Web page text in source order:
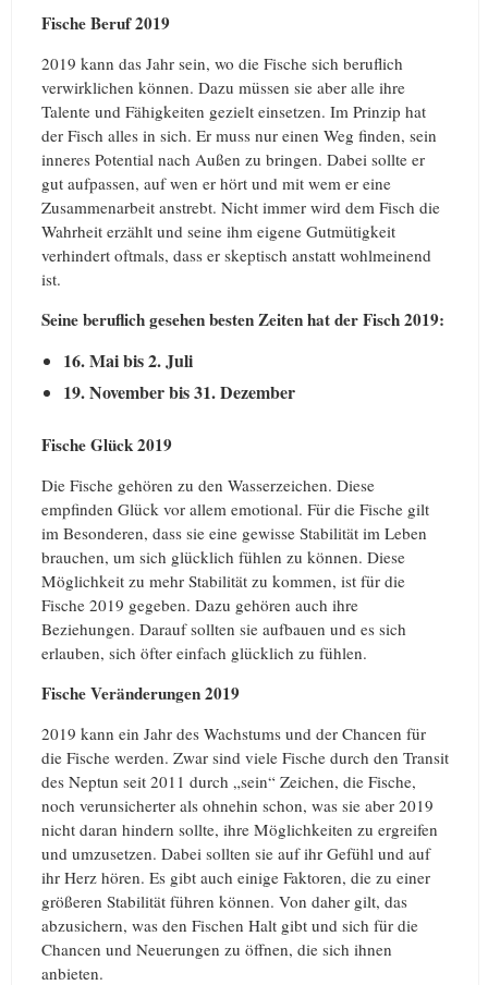
Fische Beruf 2019
2019 kann das Jahr sein, wo die Fische sich beruflich
verwirklichen können. Dazu müssen sie aber alle ihre
Talente und Fähigkeiten gezielt einsetzen. Im Prinzip hat
der Fisch alles in sich. Er muss nur einen Weg finden, sein
inneres Potential nach Außen zu bringen. Dabei sollte er
gut aufpassen, auf wen er hört und mit wem er eine
Zusammenarbeit anstrebt. Nicht immer wird dem Fisch die
Wahrheit erzählt und seine ihm eigene Gutmütigkeit
verhindert oftmals, dass er skeptisch anstatt wohlmeinend
ist.
Seine beruflich gesehen besten Zeiten hat der Fisch 2019:
16. Mai bis 2. Juli
19. November bis 31. Dezember
Fische Glück 2019
Die Fische gehören zu den Wasserzeichen. Diese
empfinden Glück vor allem emotional. Für die Fische gilt
im Besonderen, dass sie eine gewisse Stabilität im Leben
brauchen, um sich glücklich fühlen zu können. Diese
Möglichkeit zu mehr Stabilität zu kommen, ist für die
Fische 2019 gegeben. Dazu gehören auch ihre
Beziehungen. Darauf sollten sie aufbauen und es sich
erlauben, sich öfter einfach glücklich zu fühlen.
Fische Veränderungen 2019
2019 kann ein Jahr des Wachstums und der Chancen für
die Fische werden. Zwar sind viele Fische durch den Transit
des Neptun seit 2011 durch „sein“ Zeichen, die Fische,
noch verunsicherter als ohnehin schon, was sie aber 2019
nicht daran hindern sollte, ihre Möglichkeiten zu ergreifen
und umzusetzen. Dabei sollten sie auf ihr Gefühl und auf
ihr Herz hören. Es gibt auch einige Faktoren, die zu einer
größeren Stabilität führen können. Von daher gilt, das
abzusichern, was den Fischen Halt gibt und sich für die
Chancen und Neuerungen zu öffnen, die sich ihnen
anbieten.